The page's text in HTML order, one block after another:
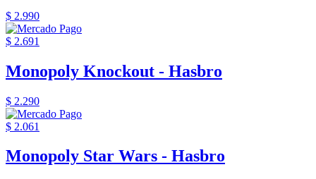
$ 2.990
$ 2.691
Monopoly Knockout - Hasbro
$ 2.290
$ 2.061
Monopoly Star Wars - Hasbro